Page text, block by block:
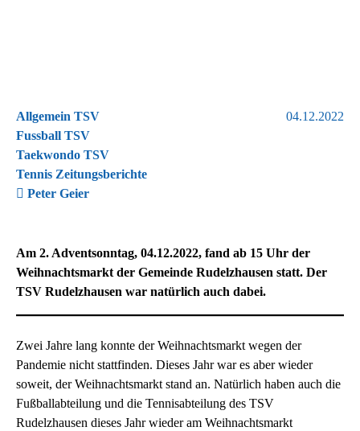
Allgemein TSV
Fussball TSV
Taekwondo TSV
Tennis Zeitungsberichte
Peter Geier
04.12.2022
Am 2. Adventsonntag, 04.12.2022, fand ab 15 Uhr der
Weihnachtsmarkt der Gemeinde Rudelzhausen statt. Der
TSV Rudelzhausen war natürlich auch dabei.
Zwei Jahre lang konnte der Weihnachtsmarkt wegen der
Pandemie nicht stattfinden. Dieses Jahr war es aber wieder
soweit, der Weihnachtsmarkt stand an. Natürlich haben auch die
Fußballabteilung und die Tennisabteilung des TSV
Rudelzhausen dieses Jahr wieder am Weihnachtsmarkt